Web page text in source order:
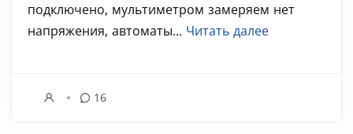
подключено, мультиметром замеряем нет
напряжения, автоматы... Читать далее
16